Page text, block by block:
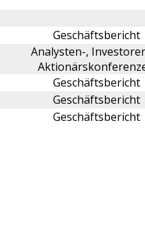
Geschäftsbericht
Analysten-,
Geschäftsbericht
Geschäftsbericht
Geschäftsbericht